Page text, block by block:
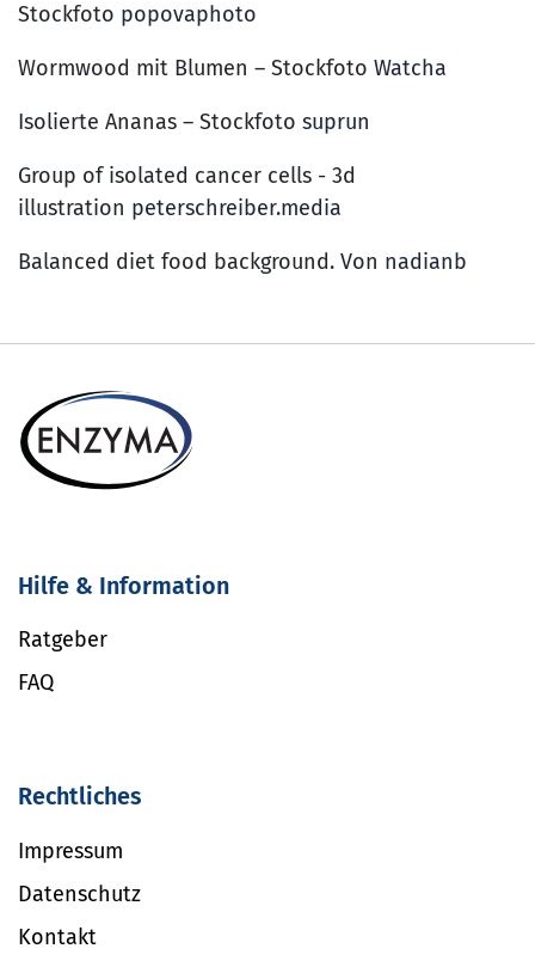
Stockfoto popovaphoto
Wormwood mit Blumen – Stockfoto Watcha
Isolierte Ananas – Stockfoto suprun
Group of isolated cancer cells - 3d
illustration peterschreiber.media
Balanced diet food background. Von nadianb
Hilfe & Information
Ratgeber
FAQ
Rechtliches
Impressum
Datenschutz
Kontakt